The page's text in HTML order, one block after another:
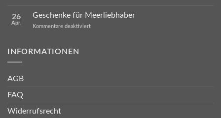
Spruch
26
Apr.
Geschenke für Meerliebhaber
Kommentare deaktiviertfür
INFORMATIONEN
AGB
FAQ
Widerrufsrecht